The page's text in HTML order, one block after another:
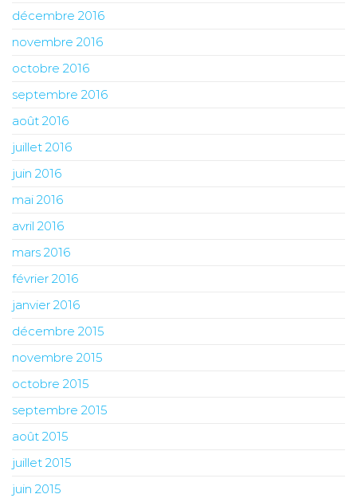
décembre 2016
novembre 2016
octobre 2016
septembre 2016
août 2016
juillet 2016
juin 2016
mai 2016
avril 2016
mars 2016
février 2016
janvier 2016
décembre 2015
novembre 2015
octobre 2015
septembre 2015
août 2015
juillet 2015
juin 2015